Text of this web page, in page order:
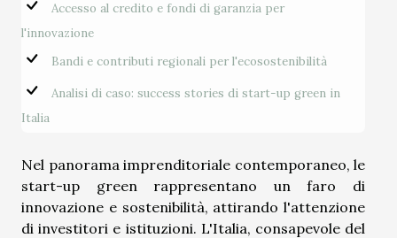
Accesso al credito e fondi di garanzia per
l'innovazione
Bandi e contributi regionali per l'ecosostenibilità
Analisi di caso: success stories di start-up green in
Italia
Nel panorama imprenditoriale contemporaneo, le
start-up green rappresentano un faro di
innovazione e sostenibilità, attirando l'attenzione
di investitori e istituzioni. L'Italia, consapevole del